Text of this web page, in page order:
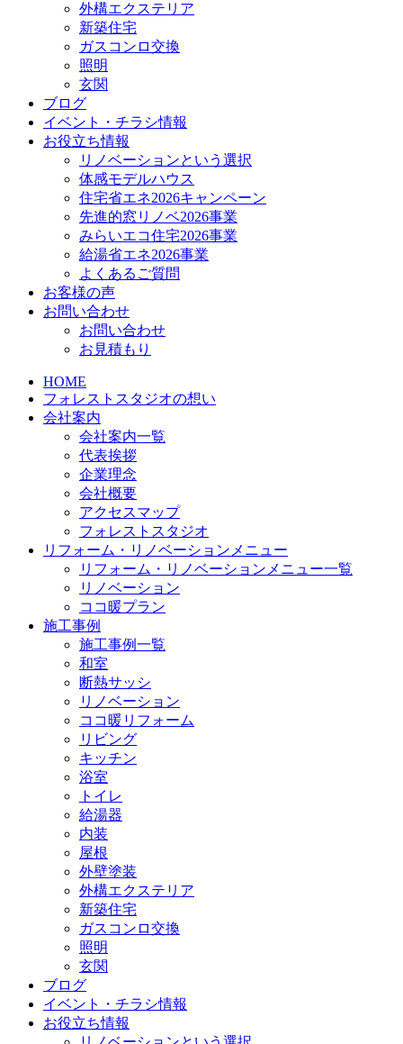
外構エクステリア
新築住宅
ガスコンロ交換
照明
玄関
ブログ
イベント・チラシ情報
お役立ち情報
リノベーションという選択
体感モデルハウス
住宅省エネ2026キャンペーン
先進的窓リノベ2026事業
みらいエコ住宅2026事業
給湯省エネ2026事業
よくあるご質問
お客様の声
お問い合わせ
お問い合わせ
お見積もり
HOME
フォレストスタジオの想い
会社案内
会社案内一覧
代表挨拶
企業理念
会社概要
アクセスマップ
フォレストスタジオ
リフォーム・リノベーションメニュー
リフォーム・リノベーションメニュー一覧
リノベーション
ココ暖プラン
施工事例
施工事例一覧
和室
断熱サッシ
リノベーション
ココ暖リフォーム
リビング
キッチン
浴室
トイレ
給湯器
内装
屋根
外壁塗装
外構エクステリア
新築住宅
ガスコンロ交換
照明
玄関
ブログ
イベント・チラシ情報
お役立ち情報